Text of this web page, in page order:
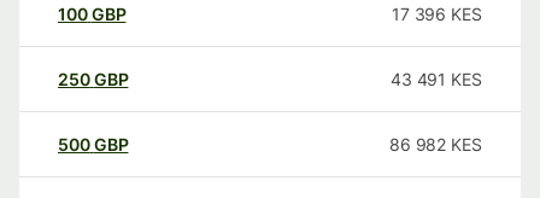
100GBP 17 396 KES
250GBP 43 491 KES
500GBP 86 982 KES